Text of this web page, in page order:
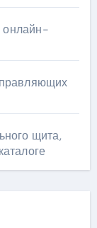
онлайн-
щита,